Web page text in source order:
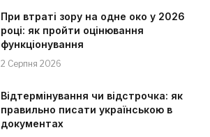
При втраті зору на одне око у 2026
році: як пройти оцінювання
функціонування
2 Серпня 2026
Відтермінування чи відстрочка: як
правильно писати українською в
документах